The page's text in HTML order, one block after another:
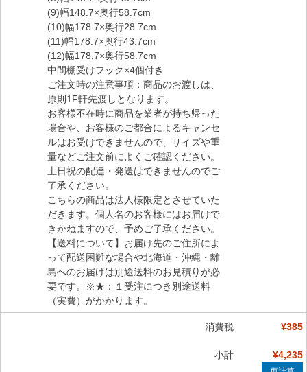
(9)幅148.7×奥行58.7cm
(10)幅178.7×奥行28.7cm
(11)幅178.7×奥行43.7cm
(12)幅178.7×奥行58.7cm
中間棚受けフック×4個付き
ご注文時の注意事項：商品のお渡しは、
原則1F軒先渡しとなります。
お客様不在時に商品を業者が持ち帰った
場合や、お客様のご都合によるキャンセ
ルはお受けできませんので、サイズや重
量などご注文前によくご確認ください。
土日祝の配達・発送はできませんのでご
了承ください。
こちらの商品は法人様限定とさせていた
だきます。個人名のお客様にはお届けで
きかねますので、予めご了承ください。
【送料について】お届け先のご住所によ
って配送困難な場合や北海道・沖縄・離
島へのお届けは別途送料のお見積りが必
要です。※★：１受注につき別途送料
（実費）がかかります。
消費税 ¥385
小計 ¥4,235